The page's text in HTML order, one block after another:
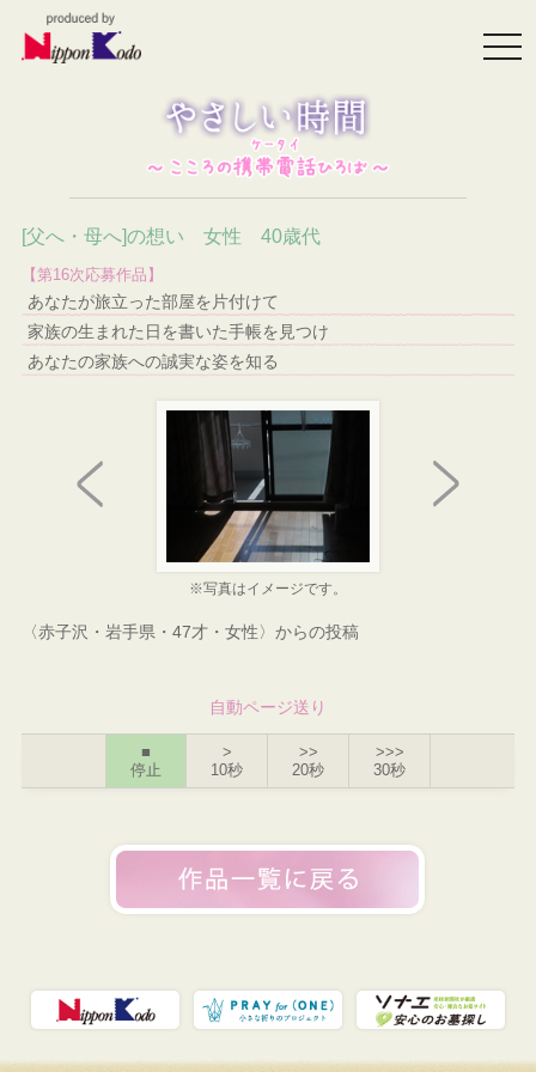
[父へ・母へ]の想い 女性 40歳代
【第16次応募作品】
あなたが旅立った部屋を片付けて
家族の生まれた日を書いた手帳を見つけ
あなたの家族への誠実な姿を知る
※写真はイメージです。
〈赤子沢・岩手県・47才・女性〉からの投稿
自動ページ送り
■
停止
>
10秒
>>
20秒
>>>
30秒